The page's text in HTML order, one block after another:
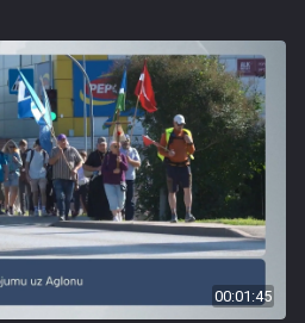
00:01:45